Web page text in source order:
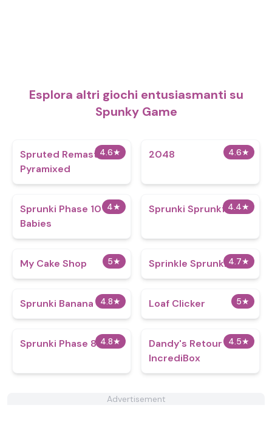
Esplora altri giochi entusiasmanti su
Spunky Game
4.6★
Spruted Remastered
Pyramixed
4.6★
2048
4★
Sprunki Phase 10
Babies
4.4★
Sprunki Sprunkfell
5★
My Cake Shop 4.7★
Sprinkle Sprunki
4.8★
Sprunki Banana 5★
Loaf Clicker
4.8★
Sprunki Phase 8 v1.0 4.5★
Dandy's Retour
IncrediBox
Advertisement